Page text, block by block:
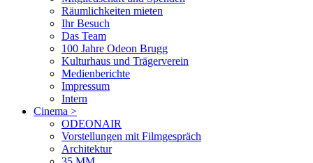
Räumlichkeiten mieten
Ihr Besuch
Das Team
100 Jahre Odeon Brugg
Kulturhaus und Trägerverein
Medienberichte
Impressum
Intern
Cinema >
ODEONAIR
Vorstellungen mit Filmgespräch
Architektur